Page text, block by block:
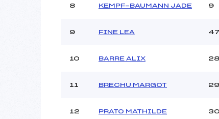
Pénalité appliquée :
8 KEMPF-BAUMANN JADE 9
9 FINE LEA 47
10 BARRE ALIX 28
11 BRECHU MARGOT 29
12 PRATO MATHILDE 30